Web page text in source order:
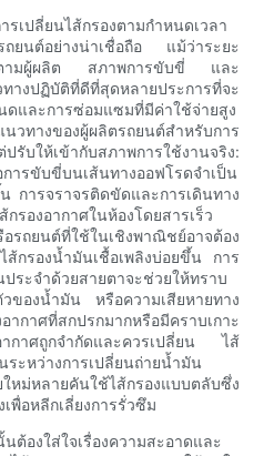
รเปลี่ยนไส้กรองตามกำหนดเวลา
ถยนต์อย่างน่าเชื่อถือ แม้ว่าระยะ
ปตามผู้ผลิต สภาพการขับขี่ และ
งปฏิบัติที่ดีที่สุดหลายประการที่จะ
ดและการซ่อมแซมที่มีค่าใช้จ่ายสูง
างของผู้ผลิตรถยนต์สำหรับการ
รับให้เข้ากับสภาพการใช้งานจริง:
ารขับขี่บนเส้นทางออฟโรดจำเป็น
การจราจรติดขัดและการเดินทาง
รองอากาศในห้องโดยสารเร็ว
ถยนต์ที่ใช้ในเชิงพาณิชย์อาจต้อง
ส้กรองน้ำมันเชื้อเพลิงบ่อยขึ้น การ
ประจำด้วยสายตาจะช่วยให้ทราบ
ของน้ำมัน หรือความเสียหายทาง
กาศที่สกปรกมากหรือมีคราบเกาะ
ากาศถูกจำกัดและควรเปลี่ยน ไส้
ระหว่างการเปลี่ยนถ่ายน้ำมัน
หม่หลายคันใช้ไส้กรองแบบตลับซึ่ง
พื่อหลีกเลี่ยงการรั่วซึม
ต้องใส่ใจเรื่องความสะอาดและ